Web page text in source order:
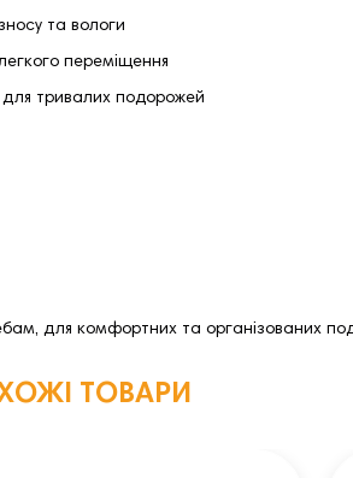
та вологи
переміщення
для тривалих подорожей
для комфортних та організованих
ТОВАРИ